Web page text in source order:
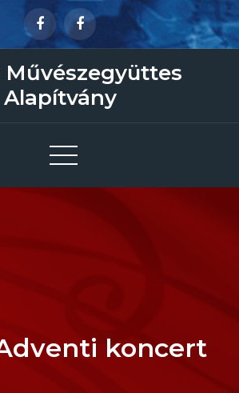
Művészegyüttes
Alapítvány
koncert